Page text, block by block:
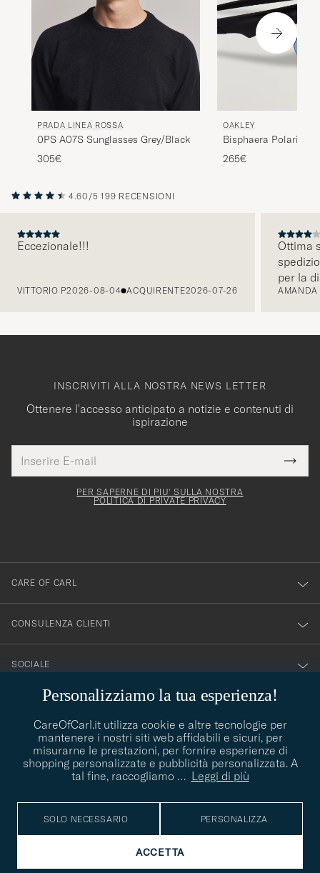
PRADA LINEA ROSSA
0PS A07S Sunglasses Grey/Black
305€
OAKLEY
Bisphaera Polarized
Matte Black
265€
PRECEDENTE
4.60/5 199 RECENSIONI
Eccezionale!!!
VITTORIO P2026-08-04 ACQUIRENTE2026-07-26
Ottima
per la
AMANDA
Personalizziamo la tua esperienza!
CareOfCarl.it utilizza cookie e altre tecnologie per
mantenere i nostri siti web affidabili e sicuri, per
misurarne le prestazioni, per fornire esperienze di
shopping personalizzate e pubblicità personalizzata. A
tal fine, raccogliamo … Leggi di più
SOLO NECESSARIO PERSONALIZZA
ACCETTA
INSCRIVITI ALLA NOSTRA NEWS LETTER
Ottenere l'accesso anticipato a notizie e contenuti di
ispirazione
E-
mail
Grazie
per
PER SAPERNE DI PIU' SULLA NOSTRA
POLITICA DI PRIVATE PRIVACY
CARE OF CARL
CONSULENZA CLIENTI
SOCIALE
contact@careofcarl.com
CONSIGLI DI STILE
aiutare, siamo felici di farlo!